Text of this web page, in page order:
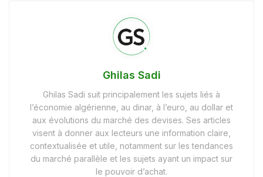
Ghilas Sadi
Ghilas Sadi suit principalement les sujets liés à
l’économie algérienne, au dinar, à l’euro, au dollar et
aux évolutions du marché des devises. Ses articles
visent à donner aux lecteurs une information claire,
contextualisée et utile, notamment sur les tendances
du marché parallèle et les sujets ayant un impact sur
le pouvoir d’achat.